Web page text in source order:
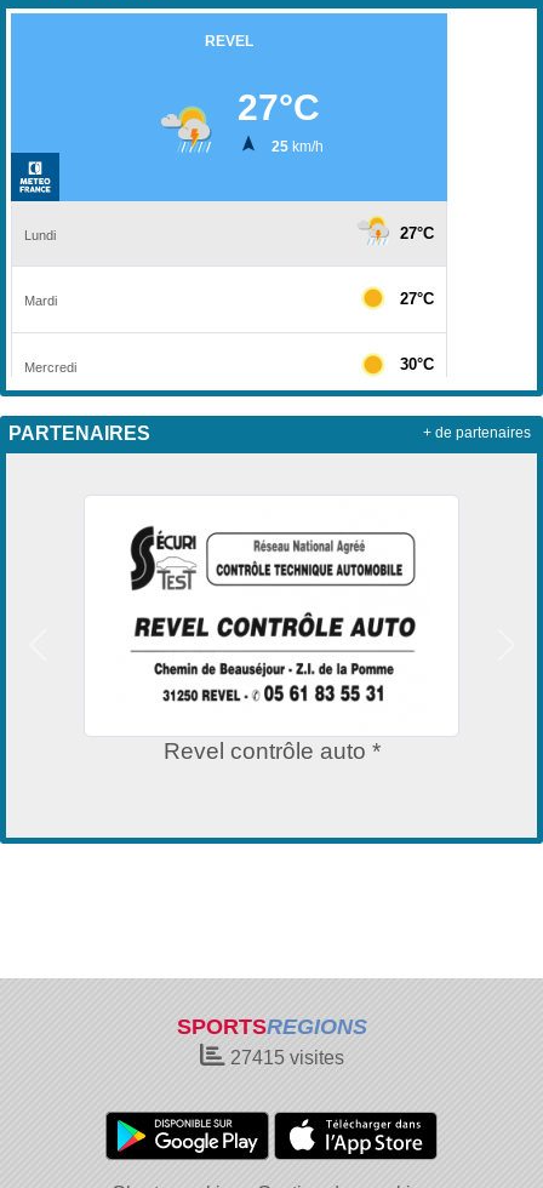
PARTENAIRES
Revel contrôle auto *
+ de partenaires
SPORTSREGIONS
27415visites